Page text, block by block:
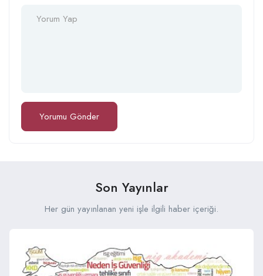
Son Yayınlar
Her gün yayınlanan yeni işle ilgili haber içeriği.